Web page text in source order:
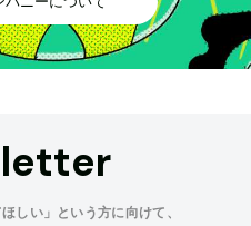
しい」という方に向けて、